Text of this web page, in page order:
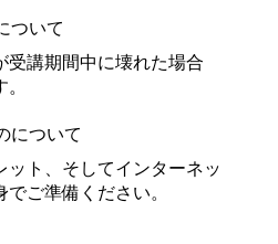
ついて
受講期間中に壊れた場合
について
ット、そしてインターネッ
ご準備ください。